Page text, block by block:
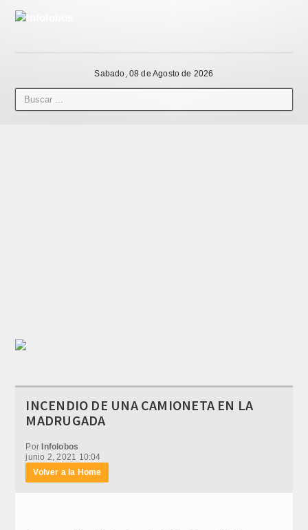
Sabado, 08 de Agosto de 2026
INCENDIO DE UNA CAMIONETA EN LA
MADRUGADA
Por Infolobos
junio 2, 2021 10:04
Volver a la Home